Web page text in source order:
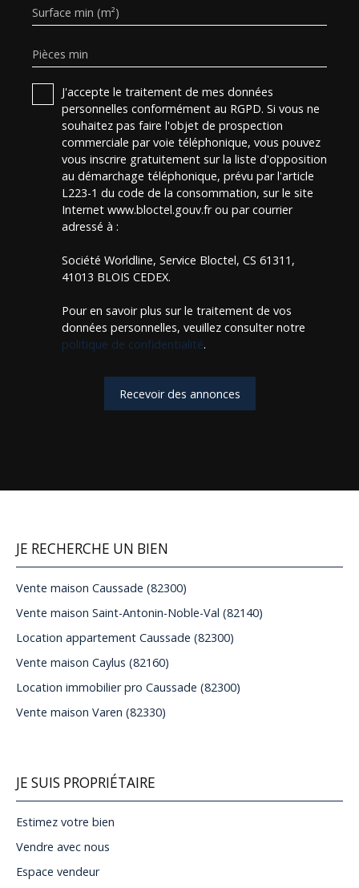
Surface min (m²)
Pièces min
J'accepte le traitement de mes données
personnelles conformément au RGPD. Si vous ne
souhaitez pas faire l'objet de prospection
commerciale par voie téléphonique, vous pouvez
vous inscrire gratuitement sur la liste d'opposition
au démarchage téléphonique, prévu par l'article
L223-1 du code de la consommation, sur le site
Internet www.bloctel.gouv.fr ou par courrier
adressé à :
Société Worldline, Service Bloctel, CS 61311,
41013 BLOIS CEDEX.
Pour en savoir plus sur le traitement de vos
données personnelles, veuillez consulter notre
politique de confidentialité.
Recevoir des annonces
JE RECHERCHE UN BIEN
Vente maison Caussade (82300)
Vente maison Saint-Antonin-Noble-Val (82140)
Location appartement Caussade (82300)
Vente maison Caylus (82160)
Location immobilier pro Caussade (82300)
Vente maison Varen (82330)
JE SUIS PROPRIÉTAIRE
Estimez votre bien
Vendre avec nous
Espace vendeur